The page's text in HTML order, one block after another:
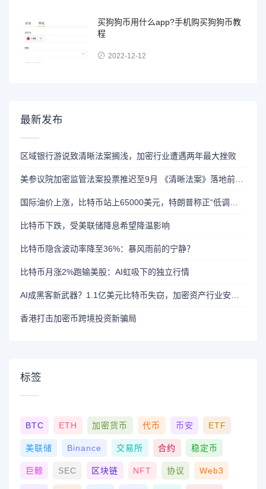
买狗狗币用什么app?手机购买狗狗币教
程
2022-12-12
最新发布
区域银行游说致清晰法案搁浅，加密行业遭遇两年最大挫败
比特币下跌，受美联储降息希望降温影响
比特币隐含波动率降至36%：暴风雨前的宁静？
比特币月涨2%跑输美股：AI虹吸下的独立行情
香港打击加密币跨境投资新骗局
标签
BTC ETH 加密货币 代币 币安 ETF
美联储 Binance 交易所 合约 稳定币
巨鲸 SEC 区块链 NFT 协议 Web3